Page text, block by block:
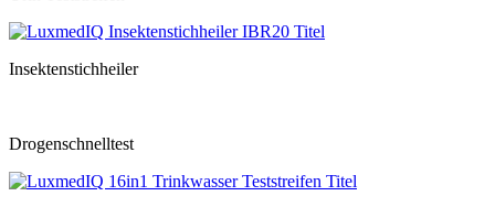
Insektenstichheiler
Drogenschnelltest